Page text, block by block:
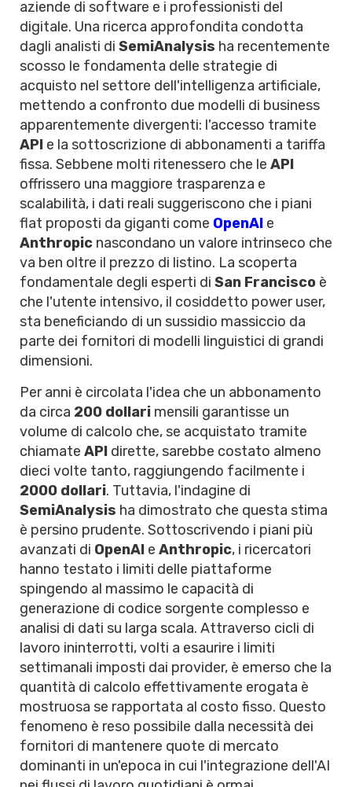
aziende di software e i professionisti del
digitale. Una ricerca approfondita condotta
dagli analisti di SemiAnalysis ha recentemente
scosso le fondamenta delle strategie di
acquisto nel settore dell'intelligenza artificiale,
mettendo a confronto due modelli di business
apparentemente divergenti: l'accesso tramite
API e la sottoscrizione di abbonamenti a tariffa
fissa. Sebbene molti ritenessero che le API
offrissero una maggiore trasparenza e
scalabilità, i dati reali suggeriscono che i piani
flat proposti da giganti come OpenAI e
Anthropic nascondano un valore intrinseco che
va ben oltre il prezzo di listino. La scoperta
fondamentale degli esperti di San Francisco è
che l'utente intensivo, il cosiddetto power user,
sta beneficiando di un sussidio massiccio da
parte dei fornitori di modelli linguistici di grandi
dimensioni.
Per anni è circolata l'idea che un abbonamento
da circa 200 dollari mensili garantisse un
volume di calcolo che, se acquistato tramite
chiamate API dirette, sarebbe costato almeno
dieci volte tanto, raggiungendo facilmente i
2000 dollari. Tuttavia, l'indagine di
SemiAnalysis ha dimostrato che questa stima
è persino prudente. Sottoscrivendo i piani più
avanzati di OpenAI e Anthropic, i ricercatori
hanno testato i limiti delle piattaforme
spingendo al massimo le capacità di
generazione di codice sorgente complesso e
analisi di dati su larga scala. Attraverso cicli di
lavoro ininterrotti, volti a esaurire i limiti
settimanali imposti dai provider, è emerso che la
quantità di calcolo effettivamente erogata è
mostruosa se rapportata al costo fisso. Questo
fenomeno è reso possibile dalla necessità dei
fornitori di mantenere quote di mercato
dominanti in un'epoca in cui l'integrazione dell'AI